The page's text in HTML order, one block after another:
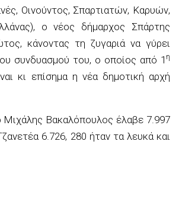
Οινούντος, Σπαρτιατών, Καρυών,
ο νέος δήμαρχος Σπάρτης
κάνοντας τη ζυγαριά να γύρει
συνδυασμού του, ο οποίος από 1 η
κι επίσημα η νέα δημοτική αρχή
Μιχάλης Βακαλόπουλος έλαβε 7.997
6.726, 280 ήταν τα λευκά και